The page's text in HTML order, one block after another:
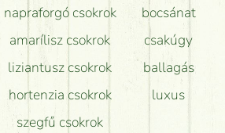
napraforgó csokrok
amarílisz csokrok
liziantusz csokrok
hortenzia csokrok
szegfű csokrok
bocsánat
csakúgy
ballagás
luxus